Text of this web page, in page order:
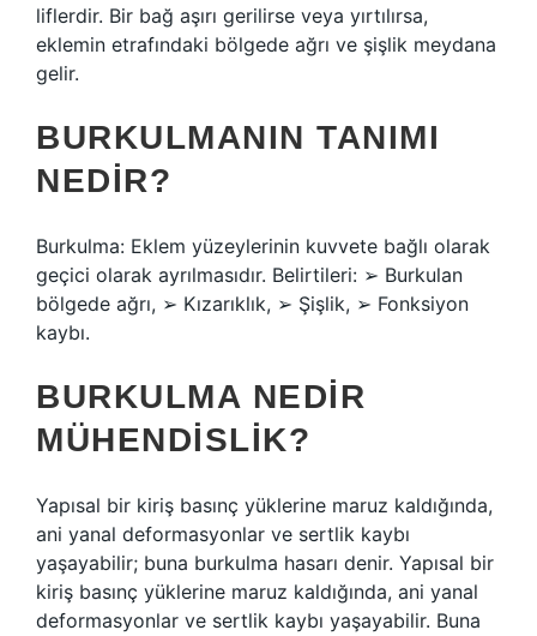
liflerdir. Bir bağ aşırı gerilirse veya yırtılırsa,
eklemin etrafındaki bölgede ağrı ve şişlik meydana
gelir.
BURKULMANIN TANIMI
NEDIR?
Burkulma: Eklem yüzeylerinin kuvvete bağlı olarak
geçici olarak ayrılmasıdır. Belirtileri: ➢ Burkulan
bölgede ağrı, ➢ Kızarıklık, ➢ Şişlik, ➢ Fonksiyon
kaybı.
BURKULMA NEDIR
MÜHENDISLIK?
Yapısal bir kiriş basınç yüklerine maruz kaldığında,
ani yanal deformasyonlar ve sertlik kaybı
yaşayabilir; buna burkulma hasarı denir. Yapısal bir
kiriş basınç yüklerine maruz kaldığında, ani yanal
deformasyonlar ve sertlik kaybı yaşayabilir. Buna